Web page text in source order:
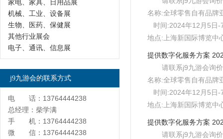
名称:全球零售自有品牌
时间:2024年12月5日-
地点:上海新国际博览中
请联系j9九游会询价
名称:全球零售自有品牌
时间:2024年12月5日-
地点:上海新国际博览中
请联系j9九游会询价
家电、家具、日用品展
机械、工业、设备展
生物、医药、保健展
其他行业展会
电子、通讯、信息展
j9九游会的联系方式
电 话：13764444238
总经理：柴学满
手 机：13764444238
微 信：13764444238